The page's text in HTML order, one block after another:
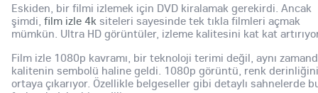
Eskiden, bir filmi izlemek için DVD kiralamak gerekirdi. Ancak
şimdi, film izle 4k siteleri sayesinde tek tıkla filmleri açmak
mümkün. Ultra HD görüntüler, izleme kalitesini kat kat
Film izle 1080p kavramı, bir teknoloji terimi değil, aynı
kalitenin sembolü haline geldi. 1080p görüntü, renk derinliğini
ortaya çıkarıyor. Özellikle belgeseller gibi detaylı sahnelerde